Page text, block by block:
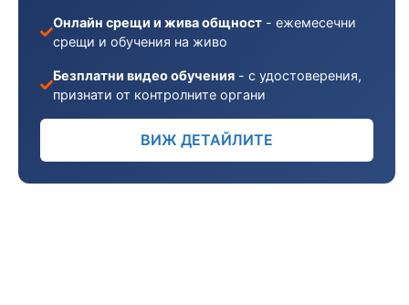
Онлайн срещи и жива общност - ежемесечни
срещи и обучения на живо
Безплатни видео обучения - с удостоверения,
признати от контролните органи
ВИЖ ДЕТАЙЛИТЕ